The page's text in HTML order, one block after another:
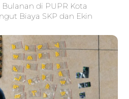
di PUPR Kota
Biaya SKP dan Ekin